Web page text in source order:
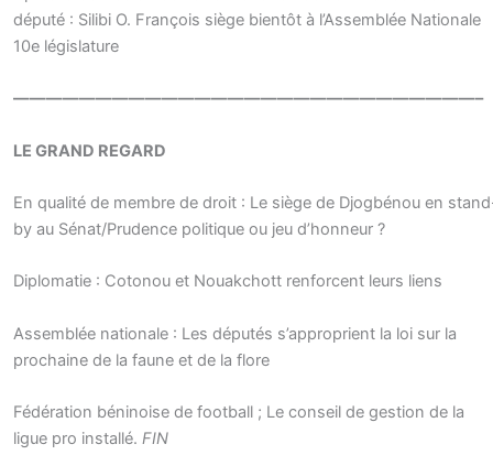
député : Silibi O. François siège bientôt à l’Assemblée Nationale
10e législature
————————————————————————————–
LE GRAND REGARD
En qualité de membre de droit : Le siège de Djogbénou en
by au Sénat/Prudence politique ou jeu d’honneur ?
Diplomatie : Cotonou et Nouakchott renforcent leurs liens
Assemblée nationale : Les députés s’approprient la loi sur la
prochaine de la faune et de la flore
Fédération béninoise de football ; Le conseil de gestion de la
ligue pro installé. FIN